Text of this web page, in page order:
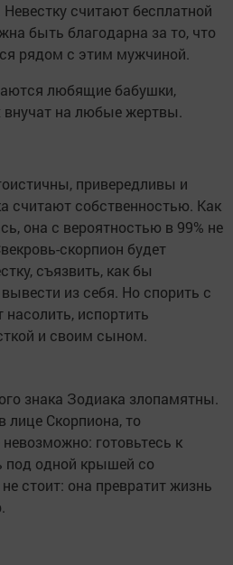
считают бесплатной
быть благодарна за то, что
рядом с этим мужчиной.
любящие бабушки,
на любые жертвы.
привередливы и
считают собственностью. Как
она с вероятностью в 99% не
скорпион будет
съязвить, как бы
из себя. Но спорить с
испортить
и своим сыном.
знака Зодиака злопамятны.
лице Скорпиона, то
готовьтесь к
под одной крышей со
стоит: она превратит жизнь